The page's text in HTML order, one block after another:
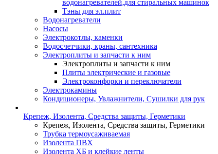
водонагревателей,для стиральных машинок
Тэны для эл.плит
Водонагреватели
Насосы
Электрокотлы, каменки
Водосчетчики, краны, сантехника
Электроплиты и запчасти к ним
Электроплиты и запчасти к ним
Плиты электрические и газовые
Электроконфорки и переключатели
Электрокамины
Кондиционеры, Увлажнители, Сушилки для рук
Крепеж, Изолента, Средства защиты, Герметики
Крепеж, Изолента, Средства защиты, Герметики
Трубка термоусаживаемая
Изолента ПВХ
Изолента ХБ и клейкие ленты